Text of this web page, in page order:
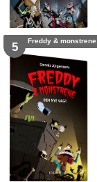
5 Freddy & monstrene